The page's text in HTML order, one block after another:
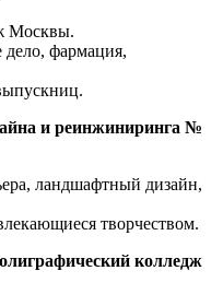
Москвы.
дело, фармация,
и реинжиниринга №
ландшафтный дизайн,
творчеством.
колледж